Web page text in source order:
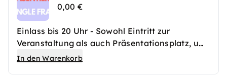
0,00 €
Einlass bis 20 Uhr - Sowohl Eintritt zur
Veranstaltung als auch Präsentationsplatz, um
eine Single-Frau vorzustellen
In den Warenkorb